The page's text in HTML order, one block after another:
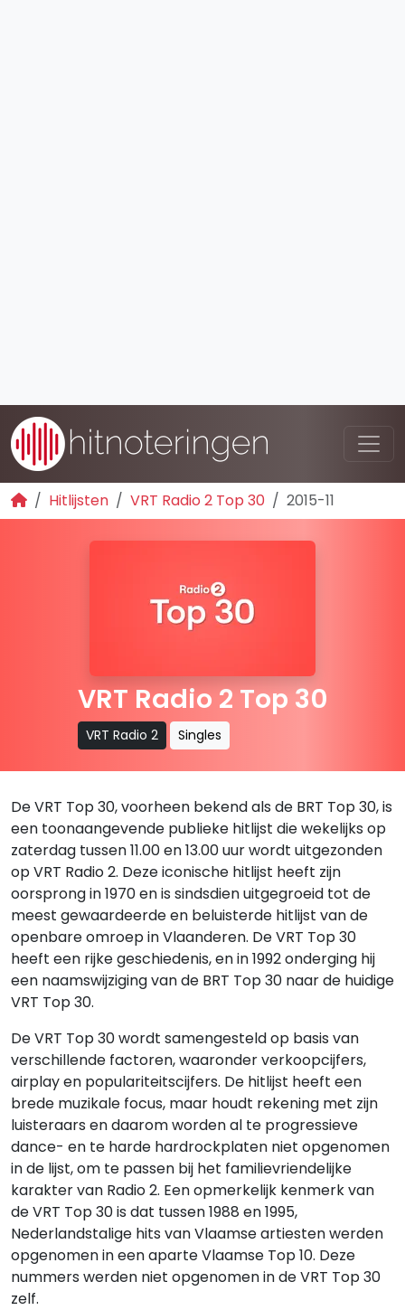
Hitlijsten VRT Radio 2 Top 30 2015-11
VRT Radio 2 Top 30
VRT Radio 2 Singles
De VRT Top 30, voorheen bekend als de BRT Top 30, is
een toonaangevende publieke hitlijst die wekelijks op
zaterdag tussen 11.00 en 13.00 uur wordt uitgezonden
op VRT Radio 2. Deze iconische hitlijst heeft zijn
oorsprong in 1970 en is sindsdien uitgegroeid tot de
meest gewaardeerde en beluisterde hitlijst van de
openbare omroep in Vlaanderen. De VRT Top 30
heeft een rijke geschiedenis, en in 1992 onderging hij
een naamswijziging van de BRT Top 30 naar de huidige
VRT Top 30.
De VRT Top 30 wordt samengesteld op basis van
verschillende factoren, waaronder verkoopcijfers,
airplay en populariteitscijfers. De hitlijst heeft een
brede muzikale focus, maar houdt rekening met zijn
luisteraars en daarom worden al te progressieve
dance- en te harde hardrockplaten niet opgenomen
in de lijst, om te passen bij het familievriendelijke
karakter van Radio 2. Een opmerkelijk kenmerk van
de VRT Top 30 is dat tussen 1988 en 1995,
Nederlandstalige hits van Vlaamse artiesten werden
opgenomen in een aparte Vlaamse Top 10. Deze
nummers werden niet opgenomen in de VRT Top 30
zelf.